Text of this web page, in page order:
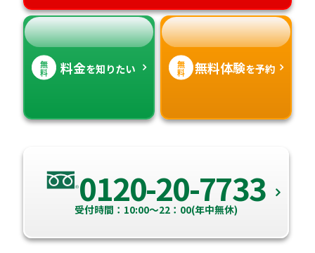
無
料 料金を知りたい 無
料 無料体験を予約
0120-20-7733
受付時間：10:00～22：00(年中無休)